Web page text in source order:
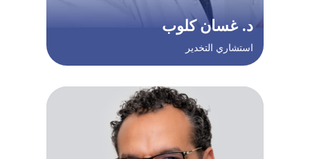
د. غسان كلوب
استشاري التخدير